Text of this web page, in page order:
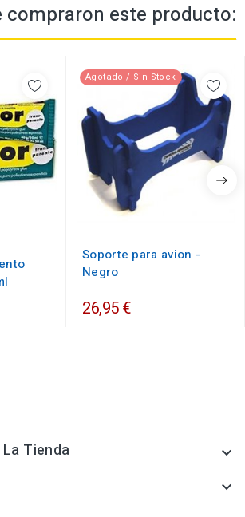
compraron este producto:
Agotado / Sin Stock
Soporte para avion -
Negro
26,95 €
Tienda 
